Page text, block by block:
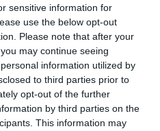
sensitive information for
use the below opt-out
Please note that after your
may continue seeing
information utilized by
to third parties prior to
opt-out of the further
by third parties on the
This information may
DE ÉXITO
los limpiaparabrisas
de Bugatti o John
abril de 2026